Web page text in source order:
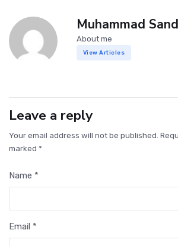
Muhammad
About me
View Articles
Leave a reply
Your email address will not be published.
marked *
Name *
Email *